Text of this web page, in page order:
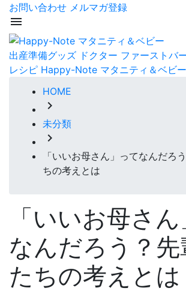
お問い合わせ メルマガ登録
menu
出産準備グッズ ドクター ファーストバ
レシピ Happy-Note マタニティ＆ベビー
HOME
chevron_right
未分類
chevron_right
「いいお母さん」ってなんだろ
ちの考えとは
「いいお母さ
なんだろう？先
たちの考えとは